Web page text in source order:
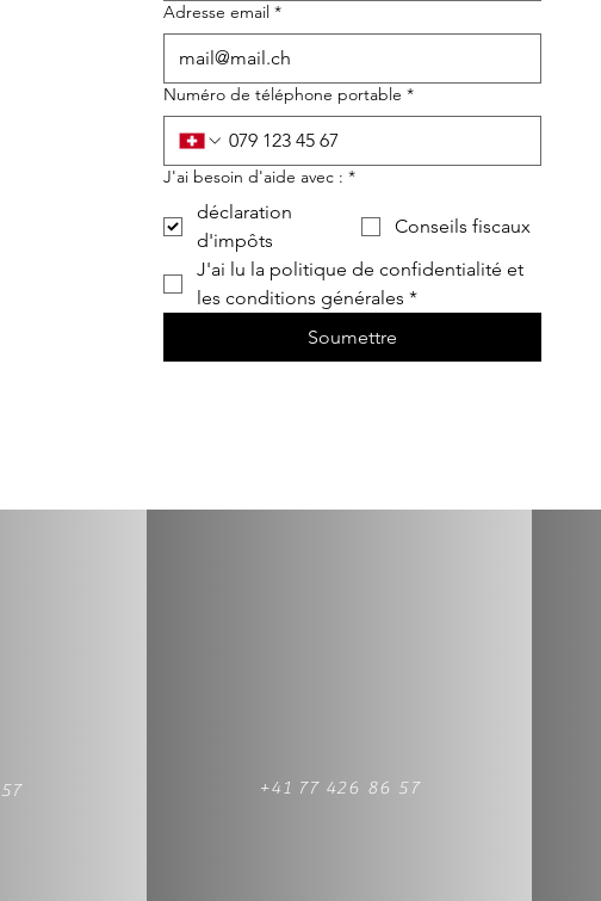
Adresse email *
Numéro de téléphone portable *
J'ai besoin d'aide avec : *
déclaration
d'impôts
Conseils fiscaux
J'ai lu la politique de confidentialité et
les conditions générales *
Soumettre
+41 77 426 86 57